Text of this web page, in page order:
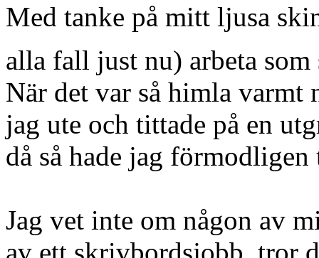
Med tanke på mitt ljusa
alla fall just nu) arbeta
När det var så himla varmt
jag ute och tittade på en
då så hade jag
Jag vet inte om någon av
av ett skrivbordsjobb, tror